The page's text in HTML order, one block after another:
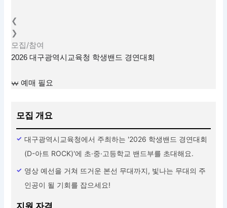
❮
❯
모집/참여
2026 대구광역시교육청 학생밴드 경연대회
예매 필요
모집 개요
대구광역시교육청에서 주최하는 '2026 학생밴드 경연대회
(D-아트 ROCK)'에 초·중·고등학교 밴드부를 초대해요.
영상 예선을 거쳐 뜨거운 본선 무대까지, 빛나는 무대의 주
인공이 될 기회를 잡으세요!